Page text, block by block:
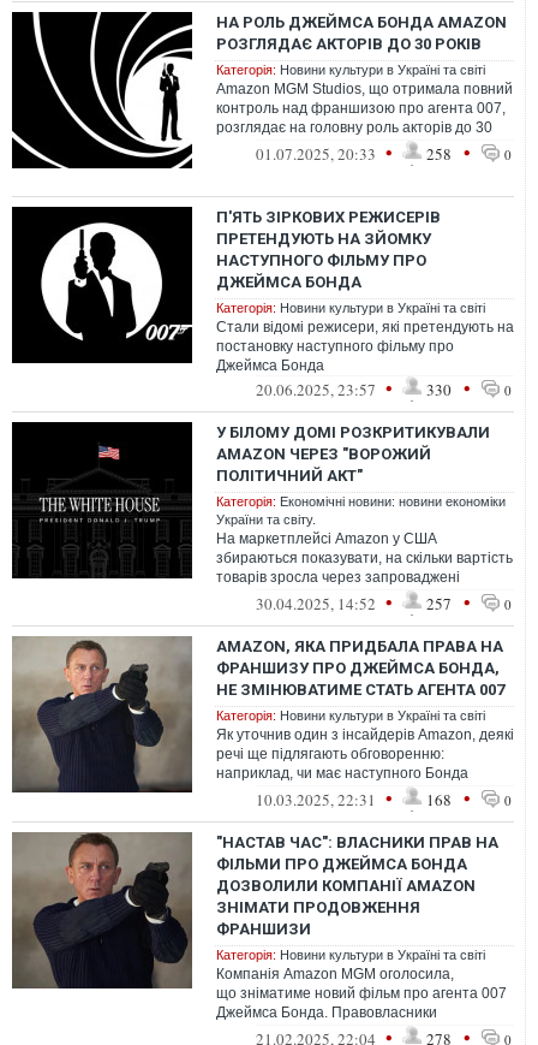
НА РОЛЬ ДЖЕЙМСА БОНДА AMAZON
РОЗГЛЯДАЄ АКТОРІВ ДО 30 РОКІВ
Категорія: Новини культури в Україні та світі
Amazon MGM Studios, що отримала повний
контроль над франшизою про агента 007,
розглядає на головну роль акторів до 30
років. Серед них Джейкоб Елорді,...
01.07.2025, 20:33 • 258 • 0
П'ЯТЬ ЗІРКОВИХ РЕЖИСЕРІВ
ПРЕТЕНДУЮТЬ НА ЗЙОМКУ
НАСТУПНОГО ФІЛЬМУ ПРО
ДЖЕЙМСА БОНДА
Категорія: Новини культури в Україні та світі
Стали відомі режисери, які претендують на
постановку наступного фільму про
Джеймса Бонда
20.06.2025, 23:57 • 330 • 0
У БІЛОМУ ДОМІ РОЗКРИТИКУВАЛИ
AMAZON ЧЕРЕЗ "ВОРОЖИЙ
ПОЛІТИЧНИЙ АКТ"
Категорія: Економічні новини: новини економіки
України та світу.
На маркетплейсі Amazon у США
збираються показувати, на скільки вартість
товарів зросла через запроваджені
президентом Дональдом Трампом мита.
30.04.2025, 14:52 • 257 • 0
AMAZON, ЯКА ПРИДБАЛА ПРАВА НА
ФРАНШИЗУ ПРО ДЖЕЙМСА БОНДА,
НЕ ЗМІНЮВАТИМЕ СТАТЬ АГЕНТА 007
Категорія: Новини культури в Україні та світі
Як уточнив один з інсайдерів Amazon, деякі
речі ще підлягають обговоренню:
наприклад, чи має наступного Бонда
зіграти чорний чоловік
10.03.2025, 22:31 • 168 • 0
"НАСТАВ ЧАС": ВЛАСНИКИ ПРАВ НА
ФІЛЬМИ ПРО ДЖЕЙМСА БОНДА
ДОЗВОЛИЛИ КОМПАНІЇ AMAZON
ЗНІМАТИ ПРОДОВЖЕННЯ
ФРАНШИЗИ
Категорія: Новини культури в Україні та світі
Компанія Amazon MGM оголосила,
що зніматиме новий фільм про агента 007
Джеймса Бонда. Правовласники
франшизи, представники династії
21.02.2025, 22:04 • 278 • 0